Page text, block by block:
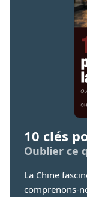
10 clés
Oublier ce
La Chine
comprenons-